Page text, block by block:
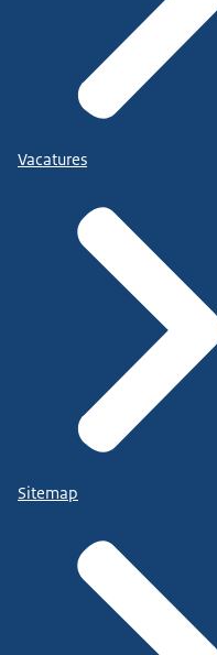
Vacatures
Sitemap